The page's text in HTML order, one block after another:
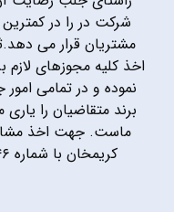
شرکت در را در
مشتریان قرار می
اخذ کلیه مجوزهای
نموده و در تمامی
برند متقاضیان را
ماست. جهت اخذ
کریمخان با شماره ۰۲۱۸۷۱۴۶ تماس حاصل فرمایید.